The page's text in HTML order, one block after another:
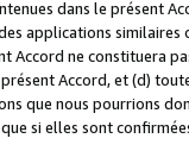
dans le présent
applications
ne constituera
Accord, et (d)
que nous pourrions
si elles sont